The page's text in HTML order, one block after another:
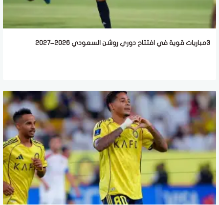
3مباريات قوية في افتتاح دوري روشن السعودي 2026–2027